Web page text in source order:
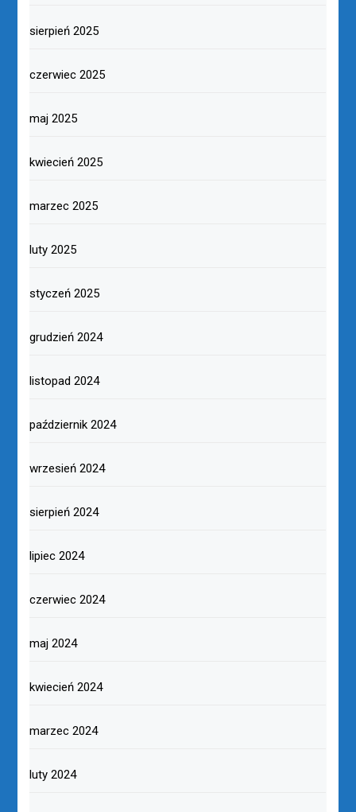
sierpień 2025
czerwiec 2025
maj 2025
kwiecień 2025
marzec 2025
luty 2025
styczeń 2025
grudzień 2024
listopad 2024
październik 2024
wrzesień 2024
sierpień 2024
lipiec 2024
czerwiec 2024
maj 2024
kwiecień 2024
marzec 2024
luty 2024